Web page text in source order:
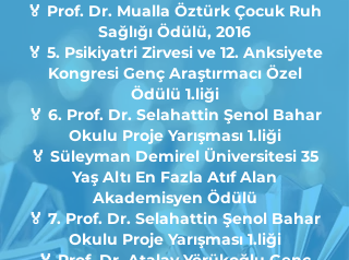
🏅 Prof. Dr. Mualla Öztürk Çocuk Ruh
Sağlığı Ödülü, 2016
🏅 5. Psikiyatri Zirvesi ve 12. Anksiyete
Kongresi Genç Araştırmacı Özel
Ödülü 1.liği
🏅 6. Prof. Dr. Selahattin Şenol Bahar
Okulu Proje Yarışması 1.liği
🏅 Süleyman Demirel Üniversitesi 35
Yaş Altı En Fazla Atıf Alan
Akademisyen Ödülü
🏅 7. Prof. Dr. Selahattin Şenol Bahar
Okulu Proje Yarışması 1.liği